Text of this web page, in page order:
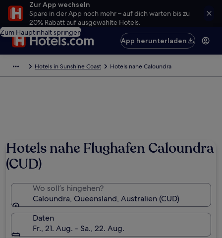
Zur App wechseln
Spare in der App noch mehr – auf dich warten bis zu
20% Rabatt auf ausgewählte Hotels.
Zum Hauptinhalt springen
App herunterladen
Hotels in Sunshine Coast Hotels nahe Caloundra
Hotels nahe Flughafen Caloundra
(CUD)
Wo soll’s hingehen?
Caloundra, Queensland, Australien (CUD)
Daten
Fr., 21. Aug. - Sa., 22. Aug.